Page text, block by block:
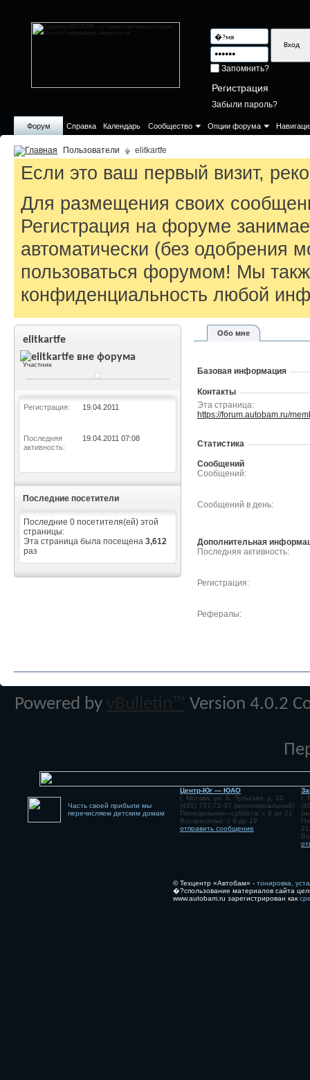
Запомнить?
Регистрация
Забыли пароль?
Форум Справка Календарь Сообщество Опции форума
Пользователи elitkartfe
Если это ваш первый визит,
Для размещения своих
Регистрация на форуме
автоматически (без одобрения
пользоваться форумом! Мы
конфиденциальность любой
elitkartfe
Участник
Регистрация 19.04.2011
Последняя
активность
19.04.2011 07:08
Последние посетители
Последние 0 посетителя(ей) этой
страницы:
Эта страница была посещена 3,612
раз
Обо мне
Базовая информация
Контакты
Эта страница
https://forum.autobam.ru/
Статистика
Сообщений
Сообщений
Сообщений в день
Дополнительная
Последняя активность
Регистрация
Рефералы
Powered by vBulletin™ Version 4.0.2
Часть своей прибыли мы
перечисляем детским домам
Центр-Юг — ЮАО
г. Москва, ул. Б. Тульская, д. 10
(495) 737-72-37 (многоканальный)
Понедельник—суббота: с 9 до 21
Воскресенье: с 9 до 19
отправить сообщение
г.
21
© Техцентр «Автобам» - тонировка,
�?спользование материалов сайта
www.autobam.ru зарегистрирован как